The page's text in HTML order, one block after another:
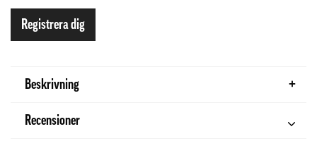
Registrera dig
Beskrivning
Recensioner